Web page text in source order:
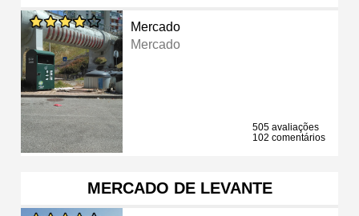
Mercado
Mercado
505 avaliações
102 comentários
MERCADO DE LEVANTE